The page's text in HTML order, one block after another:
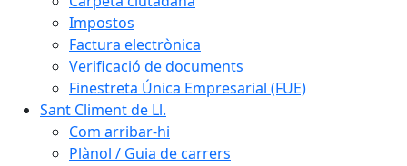
Impostos
Factura electrònica
Verificació de documents
Finestreta Única Empresarial (FUE)
Sant Climent de Ll.
Com arribar-hi
Plànol / Guia de carrers